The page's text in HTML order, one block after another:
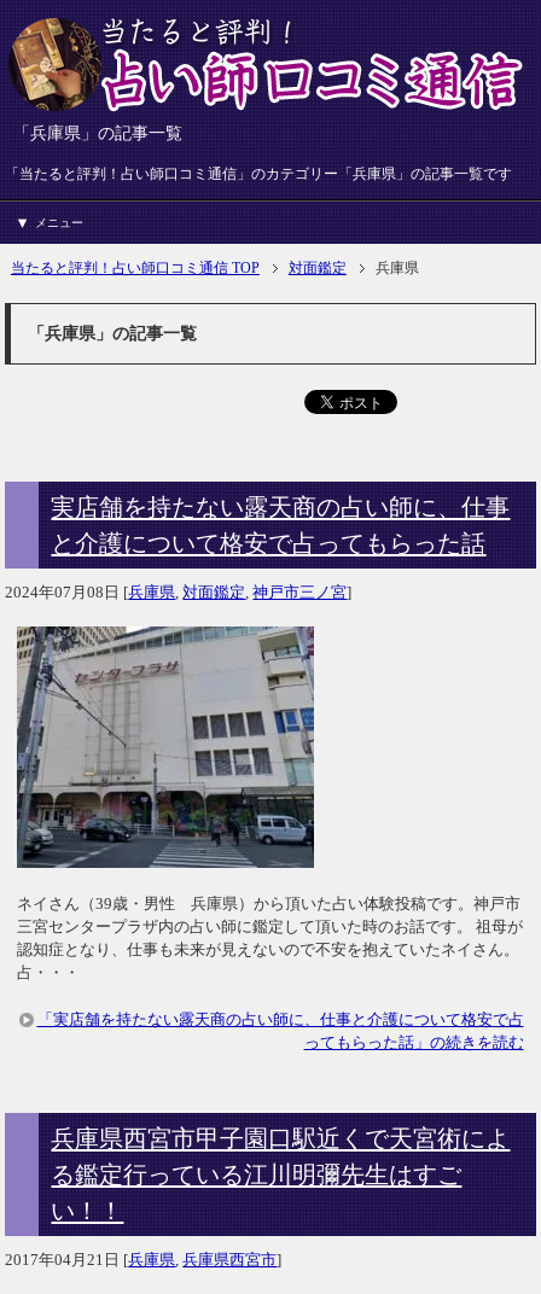
「兵庫県」の記事一覧
「当たると評判！占い師口コミ通信」のカテゴリー「兵庫県」の記事一覧です
メニュー
当たると評判！占い師口コミ通信 TOP 対面鑑定 兵庫県
「兵庫県」の記事一覧
実店舗を持たない露天商の占い師に、仕事
と介護について格安で占ってもらった話
2024年07月08日 [兵庫県 ,対面鑑定 ,神戸市三ノ宮]
ネイさん（39歳・男性 兵庫県）から頂いた占い体験投稿です。神戸市
三宮センタープラザ内の占い師に鑑定して頂いた時のお話です。 祖母が
認知症となり、仕事も未来が見えないので不安を抱えていたネイさん。
占・・・
「実店舗を持たない露天商の占い師に、仕事と介護について格安で占
ってもらった話」の続きを読む
兵庫県西宮市甲子園口駅近くで天宮術によ
る鑑定行っている江川明彌先生はすご
い！！
2017年04月21日 [兵庫県 ,兵庫県西宮市]